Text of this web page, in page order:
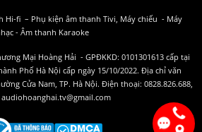
Hi-fi – Phụ kiện âm thanh Tivi, Máy chiếu - Máy
- Âm thanh Karaoke
Mại Hoàng Hải - GPĐKKD: 0101301613 cấp tại
Phố Hà Nội cấp ngày 15/10/2022. Địa chỉ văn
Cửa Nam, TP. Hà Nội. Điện thoại: 0828.826.688,
audiohoanghai.tv@gmail.com